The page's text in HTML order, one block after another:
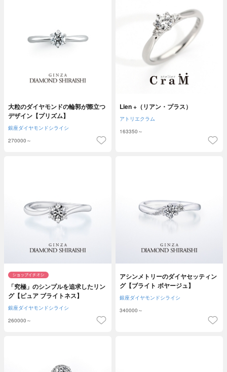
大粒のダイヤモンドの輪郭が際立つ
デザイン【プリズム】
銀座ダイヤモンドシライシ
270000～
Lien +（リアン・プラス）
アトリエクラム
163350～
「究極」のシンプルを追求したリン
グ【ピュア ブライトネス】
銀座ダイヤモンドシライシ
260000～
アシンメトリーのダイヤセッティン
グ【ブライト ボヤージュ】
銀座ダイヤモンドシライシ
340000～